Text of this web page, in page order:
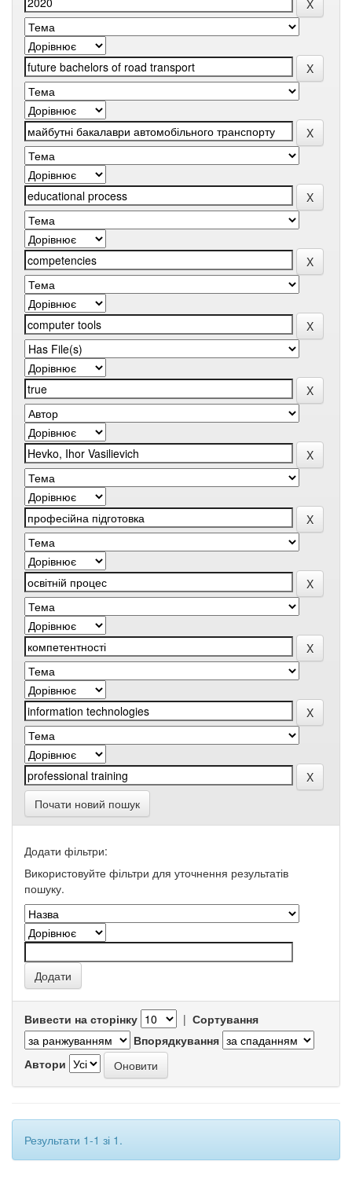
Почати новий пошук
Додати фільтри:
Використовуйте фільтри для уточнення результатів
пошуку.
Вивести на сторінку | Сортування
Впорядкування
Автори
Результати 1-1 зі 1.